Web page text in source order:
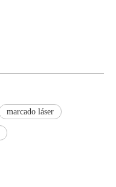
marcado láser